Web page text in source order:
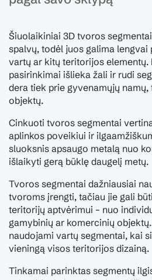
Šiuolaikiniai 3D tvoros
spalvų, todėl juos galima
vartų ar kitų teritorijos elementų.
pasirinkimai išlieka žali ir rudi
dera tiek prie gyvenamųjų
objektų.
Cinkuoti tvoros segmentai
aplinkos poveikiui ir
sluoksnis apsaugo metalą nuo
išlaikyti gerą būklę daugelį metų.
Tvoros segmentai dažniausiai
tvoroms įrengti, tačiau jie gali
teritorijų aptvėrimui – nuo
gamybinių ar komercinių
naudojami vartų segmentai, kai
vieningą visos teritorijos dizainą.
Tinkamai parinktas segmentų